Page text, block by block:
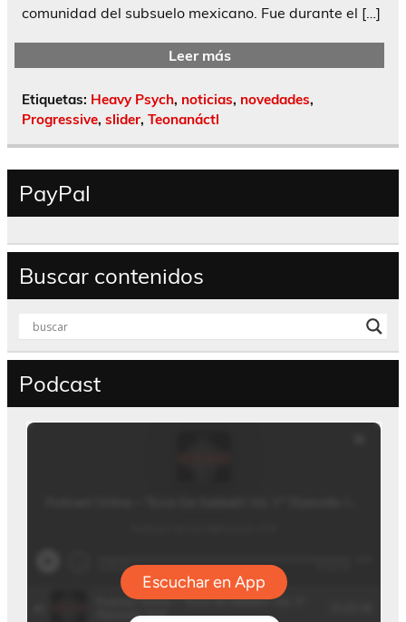
comunidad del subsuelo mexicano. Fue durante el […]
Leer más
Etiquetas: Heavy Psych, noticias, novedades,
Progressive, slider, Teonanáctl
PayPal
Buscar contenidos
Podcast